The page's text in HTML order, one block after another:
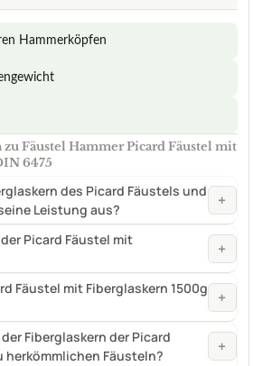
Hammerköpfen
Fäustel Hammer Picard Fäustel mit
6475
des Picard Fäustels und
Leistung aus?
+
Picard Fäustel mit
+
Fäustel mit Fiberglaskern 1500g
+
Fiberglaskern der Picard
herkömmlichen Fäusteln?
+